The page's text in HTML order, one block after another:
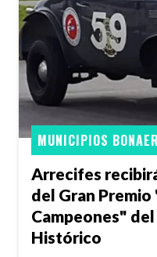
Arrecifes
del Gran Premio
Campeones"
Histórico
MUNICIPIOS